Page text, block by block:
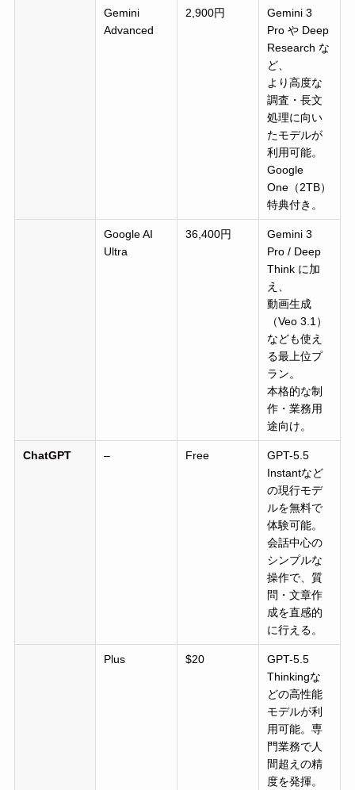
Gemini
Advanced
2,900円
Gemini 3
Pro や Deep
Research な
ど、
より高度な
調査・長文
処理に向い
たモデルが
利用可能。
Google
One（2TB）
特典付き。
Google AI
Ultra
36,400円
Gemini 3
Pro / Deep
Think に加
え、
動画生成
（Veo 3.1）
なども使え
る最上位プ
ラン。
本格的な制
作・業務用
途向け。
ChatGPT – Free
GPT-5.5
Instantなど
の現行モデ
ルを無料で
体験可能。
会話中心の
シンプルな
操作で、質
問・文章作
成を直感的
に行える。
Plus $20
GPT-5.5
Thinkingな
どの高性能
モデルが利
用可能。専
門業務で人
間超えの精
度を発揮。